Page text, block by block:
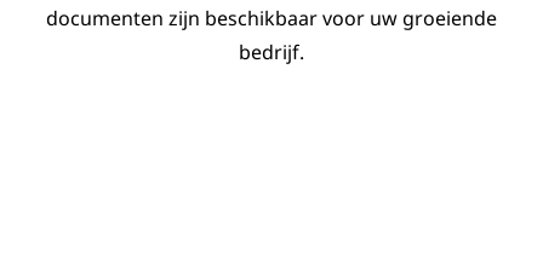
documenten zijn beschikbaar voor uw groeiende
bedrijf.